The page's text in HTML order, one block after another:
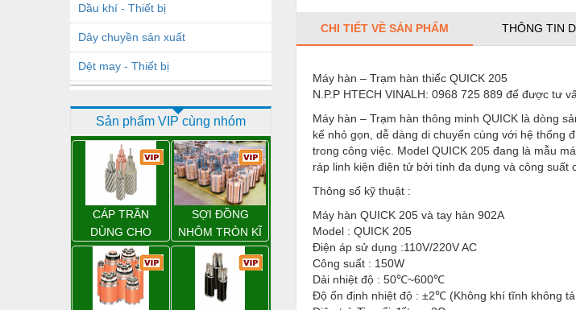
Dầu khí - Thiết bị
Dây chuyền sản xuất
Dệt may - Thiết bị
Dịch vụ - Thi công
Điện công nghiệp
Điện gia dụng
Điện Lạnh
Đóng tàu Thiết bị
Đúc chính xác Thiết bị
Dụng cụ cầm tay
Sản phẩm VIP cùng nhóm
CÁP TRẦN
DÙNG CHO
ĐƯỜNG DÂY
TẢI ĐIỆN TRÊN
KHÔNG
SỢI ĐỒNG
NHÔM TRÒN KĨ
THUẬT ĐIỆN
CHI TIẾT VỀ SẢN PHẨM THÔNG TIN
Máy hàn – Trạm hàn thiếc QUICK 205
N.P.P HTECH VINALH: 0968 725 889 để được tư
Máy hàn – Trạm hàn thông minh QUICK là dòng
kế nhỏ gọn, dễ dàng di chuyển cùng với hệ thống
trong công việc. Model QUICK 205 đang là mẫu
ráp linh kiện điện tử bởi tính đa dụng và công suất
Thông số kỹ thuật :
Máy hàn QUICK 205 và tay hàn 902A
Model : QUICK 205
Điện áp sử dụng :110V/220V AC
Công suất : 150W
Dải nhiệt độ : 50℃~600℃
Độ ổn định nhiệt độ : ±2℃ (Không khí tĩnh không